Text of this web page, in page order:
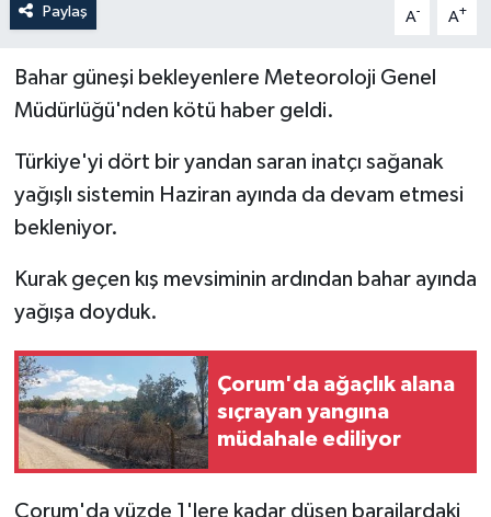
Paylaş A- A+
Bahar güneşi bekleyenlere Meteoroloji Genel
Müdürlüğü'nden kötü haber geldi.
Türkiye'yi dört bir yandan saran inatçı sağanak
yağışlı sistemin Haziran ayında da devam etmesi
bekleniyor.
Kurak geçen kış mevsiminin ardından bahar ayında
yağışa doyduk.
Çorum'da ağaçlık alana
sıçrayan yangına
müdahale ediliyor
Çorum'da yüzde 1'lere kadar düşen barajlardaki